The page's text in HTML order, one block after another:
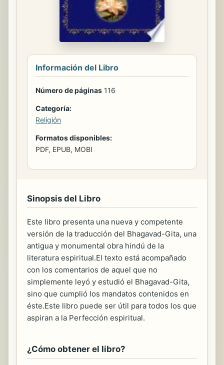
Información del Libro
Número de páginas 116
Categoría:
Religión
Formatos disponibles:
PDF, EPUB, MOBI
Sinopsis del Libro
Este libro presenta una nueva y competente
versión de la traducción del Bhagavad-Gita, una
antigua y monumental obra hindú de la
literatura espiritual.El texto está acompañado
con los comentarios de aquel que no
simplemente leyó y estudió el Bhagavad-Gita,
sino que cumplió los mandatos contenidos en
éste.Este libro puede ser útil para todos los que
aspiran a la Perfección espiritual.
¿Cómo obtener el libro?